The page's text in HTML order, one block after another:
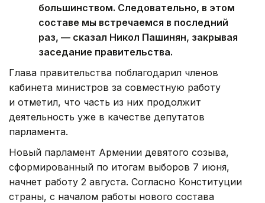
большинством. Следовательно, в этом
составе мы встречаемся в последний
раз, — сказал Никол Пашинян, закрывая
заседание правительства.
Глава правительства поблагодарил членов
кабинета министров за совместную работу
и отметил, что часть из них продолжит
деятельность уже в качестве депутатов
парламента.
Новый парламент Армении девятого созыва,
сформированный по итогам выборов 7 июня,
начнет работу 2 августа. Согласно Конституции
страны, с началом работы нового состава